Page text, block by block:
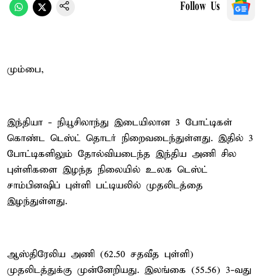
Follow Us
மும்பை,
இந்தியா - நியூசிலாந்து இடையிலான 3 போட்டிகள்
கொண்ட டெஸ்ட் தொடர் நிறைவடைந்துள்ளது. இதில் 3
போட்டிகளிலும் தோல்வியடைந்த இந்திய அணி சில
புள்ளிகளை இழந்த நிலையில் உலக டெஸ்ட்
சாம்பினஷிப் புள்ளி பட்டியலில் முதலிடத்தை
இழந்துள்ளது.
ஆஸ்திரேலிய அணி (62.50 சதவீத புள்ளி)
முதலிடத்துக்கு முன்னேறியது. இலங்கை (55.56) 3-வது